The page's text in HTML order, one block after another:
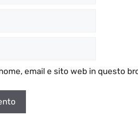
email e sito web in questo